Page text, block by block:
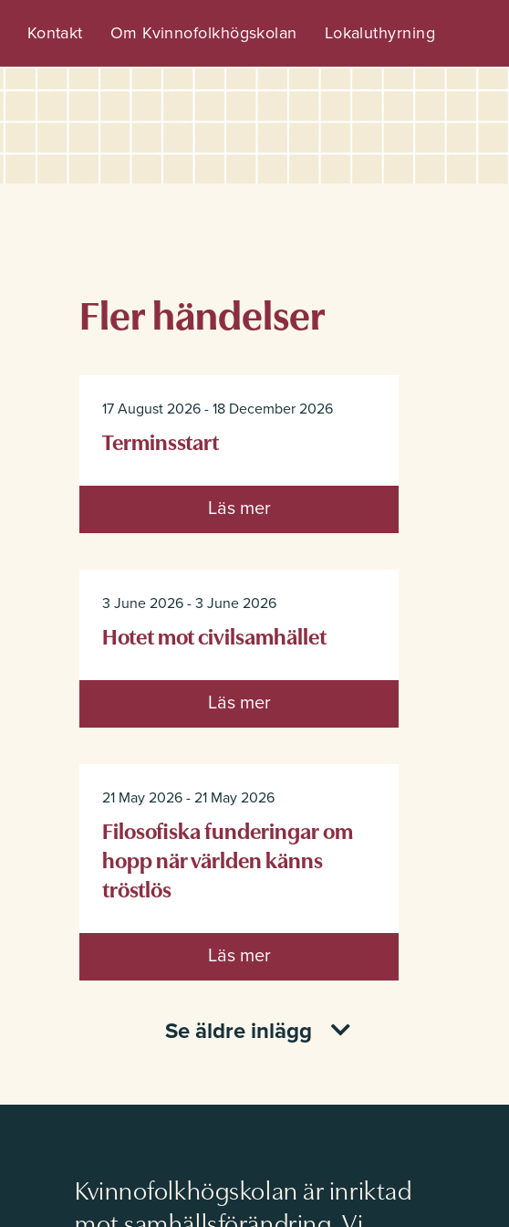
Kontakt Om Kvinnofolkhögskolan Lokaluthyrning
Fler händelser
17 August 2026 - 18 December 2026
Terminsstart
Läs mer
3 June 2026 - 3 June 2026
Hotet mot civilsamhället
Läs mer
21 May 2026 - 21 May 2026
Filosofiska funderingar om
hopp när världen känns
tröstlös
Läs mer
Se äldre inlägg
Kvinnofolkhögskolan är inriktad